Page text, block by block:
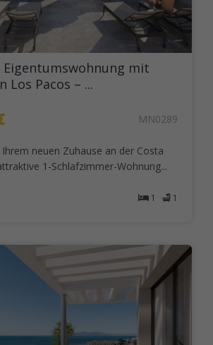
Eigentumswohnung mit
Los Pacos – ...
MN0289
neuen Zuhause an der Costa
1-Schlafzimmer-Wohnung...
1 1